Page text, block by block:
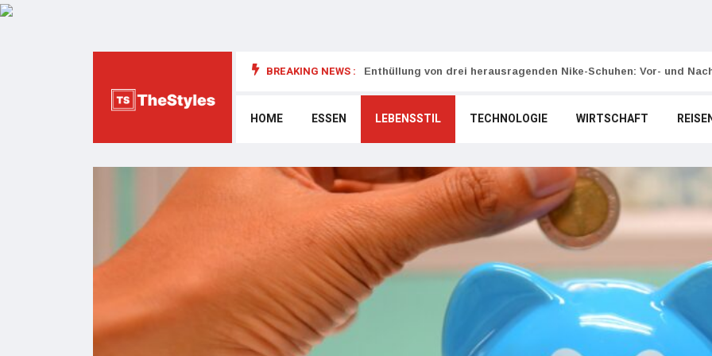
BREAKING NEWS : Enthüllung von drei herausragenden Nike-Schuhen: Vor- und
HOME ESSEN LEBENSSTIL TECHNOLOGIE WIRTSCHAFT